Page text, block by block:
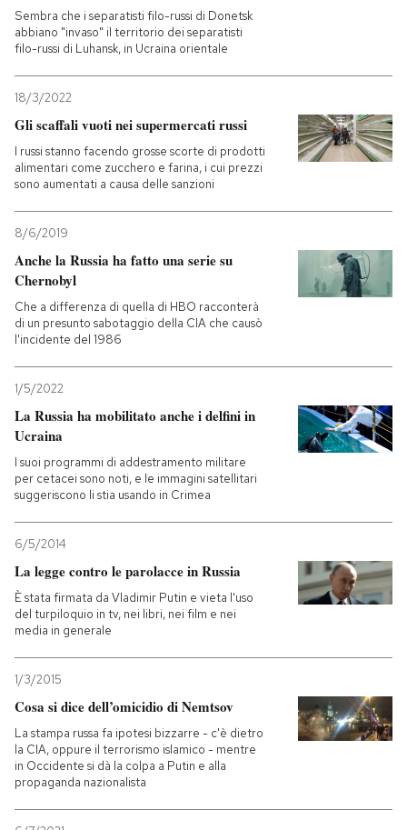
Sembra che i separatisti filo-russi di Donetsk
abbiano "invaso" il territorio dei separatisti
filo-russi di Luhansk, in Ucraina orientale
18/3/2022
Gli scaffali vuoti nei supermercati russi
I russi stanno facendo grosse scorte di prodotti
alimentari come zucchero e farina, i cui prezzi
sono aumentati a causa delle sanzioni
8/6/2019
Anche la Russia ha fatto una serie su
Chernobyl
Che a differenza di quella di HBO racconterà
di un presunto sabotaggio della CIA che causò
l'incidente del 1986
1/5/2022
La Russia ha mobilitato anche i delfini in
Ucraina
I suoi programmi di addestramento militare
per cetacei sono noti, e le immagini satellitari
suggeriscono li stia usando in Crimea
6/5/2014
La legge contro le parolacce in Russia
È stata firmata da Vladimir Putin e vieta l'uso
del turpiloquio in tv, nei libri, nei film e nei
media in generale
1/3/2015
Cosa si dice dell’omicidio di Nemtsov
La stampa russa fa ipotesi bizzarre - c'è dietro
la CIA, oppure il terrorismo islamico - mentre
in Occidente si dà la colpa a Putin e alla
propaganda nazionalista